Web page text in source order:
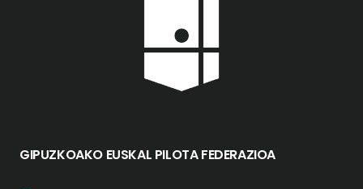
GIPUZKOAKO EUSKAL PILOTA FEDERAZIOA